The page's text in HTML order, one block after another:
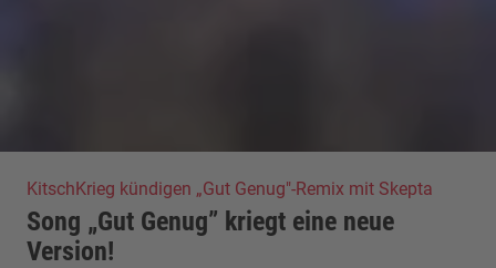
KitschKrieg kündigen „Gut Genug"-Remix mit Skepta
Song „Gut Genug” kriegt eine neue
Version!